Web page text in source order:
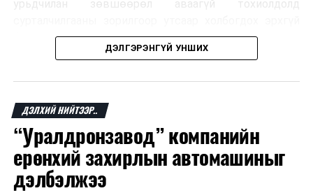
урьдчилан зөвшөөрөл аваагүй тохиолдолд
болно. Иргэн өгсөн зөвшөөрлөө хүссэн үедээ цуцлах
Францын эрх баригчдын тооцоолсноор тус улсын
иргэдийн дөрөвний гурав орчим нь долоо хоног бүр
дор хаяж нэг удаа хүсээгүй сурталчилгааны дуудлага
хүлээн авдаг бөгөөд олон хүн үүнээс ч олон
дуудлагад өртдөг байна. Хэрэглэгчийн эрхийг
хамгаалах 11 байгууллага 2024 онд хамтран
шаардлага гаргаж, суурин болон гар утас руу ирдэг
ДЭЛГЭРЭНГҮЙ УНШИХ
ДЭЛХИЙ НИЙТЭЭР..
“Уралдронзавод” компанийн
ерөнхий захирлын автомашиныг
дэлбэлжээ